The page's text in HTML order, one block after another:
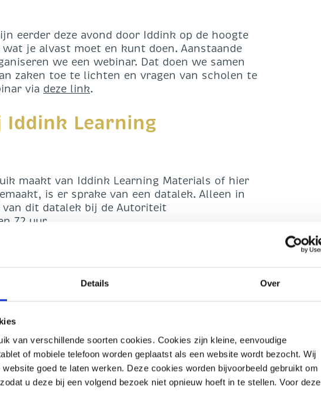
Details Over
van verschillende soorten cookies. Cookies zijn kleine, eenvoudige
of mobiele telefoon worden geplaatst als een website wordt bezocht. Wij
goed te laten werken. Deze cookies worden bijvoorbeeld gebruikt om
u deze bij een volgend bezoek niet opnieuw hoeft in te stellen. Voor deze
eerder deze avond door Iddink op de hoogte
je alvast moet en kunt doen. Aanstaande
we een webinar. Dat doen we samen
zaken toe te lichten en vragen van scholen te
via deze link.
Learning
maakt van Iddink Learning Materials of hier
is er sprake van een datalek. Alleen in
dit datalek bij de Autoriteit
72 uur.
Autoriteit Persoonsgegevens kan je gebruik
geüpload. De vragen zijn al
‘volgende vraag’ kan je het formulier
over je eigen school invullen. Let
leerlingen (en hun ouders) van de
Dat mag een inschatting zijn van voor het
Materials de leermiddelen levert of
omdat nog niet alle informatie bekend is.